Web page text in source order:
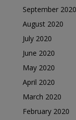
September 2020
August 2020
July 2020
June 2020
May 2020
April 2020
March 2020
February 2020